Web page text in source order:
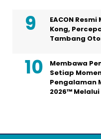
EACON
Kong,
Tambang
Membawa
Setiap
Pengalaman
2026™